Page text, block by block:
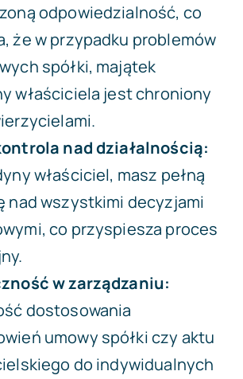
odpowiedzialność, co
że w przypadku problemów
spółki, majątek
właściciela jest chroniony
nad działalnością:
właściciel, masz pełną
nad wszystkimi decyzjami
co przyspiesza proces
w zarządzaniu:
dostosowania
umowy spółki czy aktu
do indywidualnych